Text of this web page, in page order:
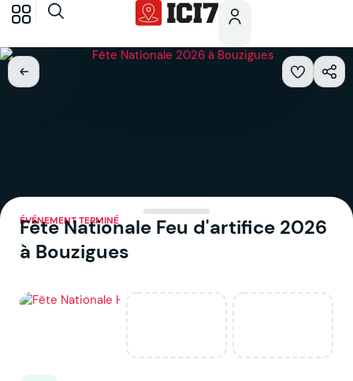
ÉVÉNEMENT TERMINÉ
Fête Nationale Feu d'artifice 2026
à Bouzigues